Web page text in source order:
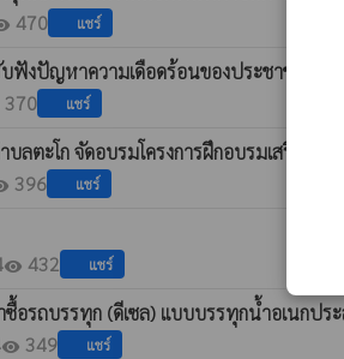
470 แชร์
ฟังปัญหาความเดือดร้อนของประชาชน
370 แชร์
บลตะโก จัดอบรมโครงการฝึกอบรมเสริม
396 แชร์
visibility 432 แชร์
ซื้อรถบรรทุก (ดีเซล) แบบบรรทุกน้ำอเนกปร
visibility 349 แชร์